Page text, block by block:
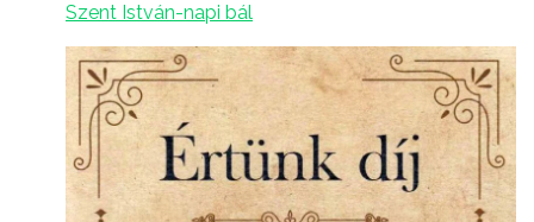
Szent István-napi bál